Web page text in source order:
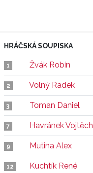
HRÁČSKÁ SOUPISKA
1 Žvák Robin
2 Volný Radek
3 Toman Daniel
7 Havránek Vojtěch
9 Mutina Alex
12 Kuchtík René